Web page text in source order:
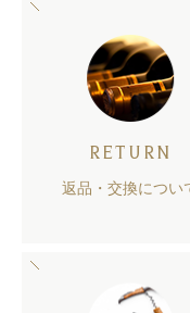
RETURN
返品・交換につい